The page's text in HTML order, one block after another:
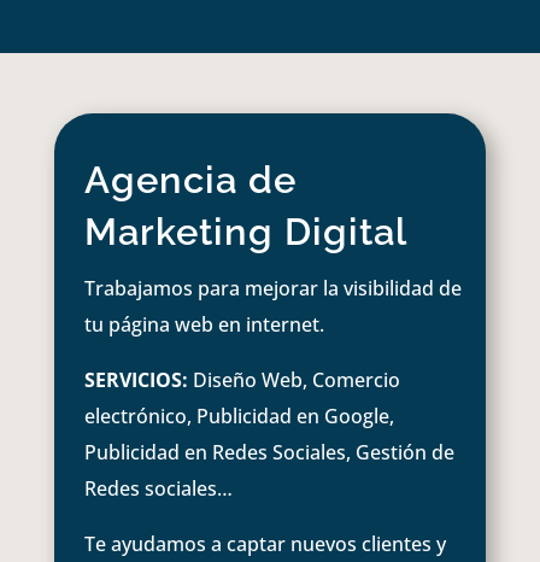
Agencia de
Marketing Digital
Trabajamos para mejorar la visibilidad de
tu página web en internet.
SERVICIOS: Diseño Web, Comercio
electrónico, Publicidad en Google,
Publicidad en Redes Sociales, Gestión de
Redes sociales…
Te ayudamos a captar nuevos clientes y